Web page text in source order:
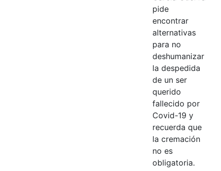
pide
encontrar
alternativas
para no
deshumanizar
la despedida
de un ser
querido
fallecido por
Covid-19 y
recuerda que
la cremación
no es
obligatoria.